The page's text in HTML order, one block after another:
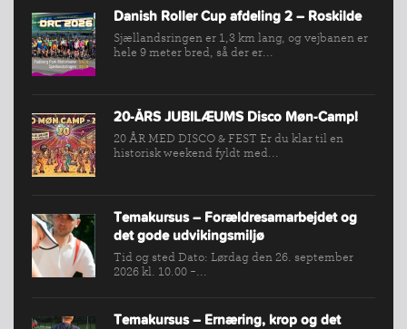
Danish Roller Cup afdeling 2 – Roskilde
Sjællandsringen er 1,3 km lang, og vejbanen er
hele 9 meter bred, så der er...
20-ÅRS JUBILÆUMS Disco Møn-Camp!
20 ÅR MED DISCO & FEST Er du klar til en
historisk weekend fyldt med...
Temakursus – Forældresamarbejdet og
det gode udvikingsmiljø
Tid og sted Dato: Lørdag den 26. september
2026 kl. 10.00 -...
Temakursus – Ernæring, krop og det